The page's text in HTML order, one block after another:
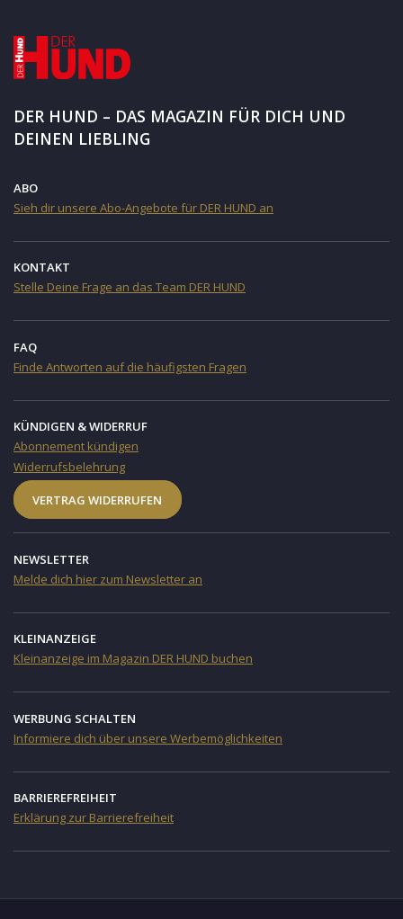
DER HUND – DAS MAGAZIN FÜR DICH UND
DEINEN LIEBLING
ABO
Sieh dir unsere Abo-Angebote für DER HUND an
KONTAKT
Stelle Deine Frage an das Team DER HUND
FAQ
Finde Antworten auf die häufigsten Fragen
KÜNDIGEN & WIDERRUF
Abonnement kündigen
Widerrufsbelehrung
VERTRAG WIDERRUFEN
NEWSLETTER
Melde dich hier zum Newsletter an
KLEINANZEIGE
Kleinanzeige im Magazin DER HUND buchen
WERBUNG SCHALTEN
Informiere dich über unsere Werbemöglichkeiten
BARRIEREFREIHEIT
Erklärung zur Barrierefreiheit